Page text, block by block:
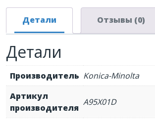
Детали Отзывы (0)
Детали
Производитель Konica-Minolta
Артикул
производителя
A95X01D